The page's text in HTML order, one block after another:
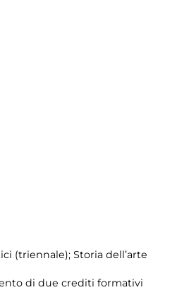
(triennale); Storia dell’arte
di due crediti formativi